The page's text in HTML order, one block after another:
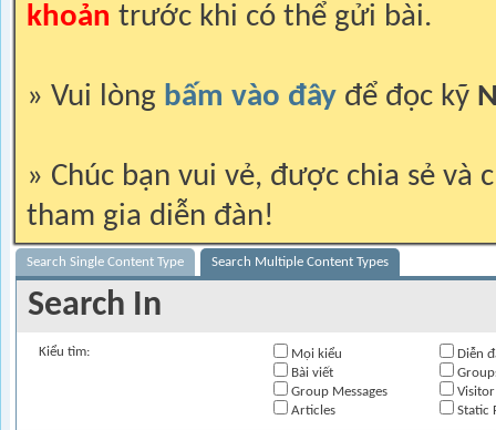
khoản trước khi có thể gửi bài.
» Vui lòng bấm vào đây để đọc kỹ
» Chúc bạn vui vẻ, được chia sẻ và
tham gia diễn đàn!
Search Single Content Type Search Multiple Content Types
Search In
Kiểu tìm: Mọi kiểu
Diễn
Bài viết
Group Messages
Visitor
Articles
Static